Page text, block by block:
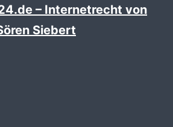
– Internetrecht von
Siebert